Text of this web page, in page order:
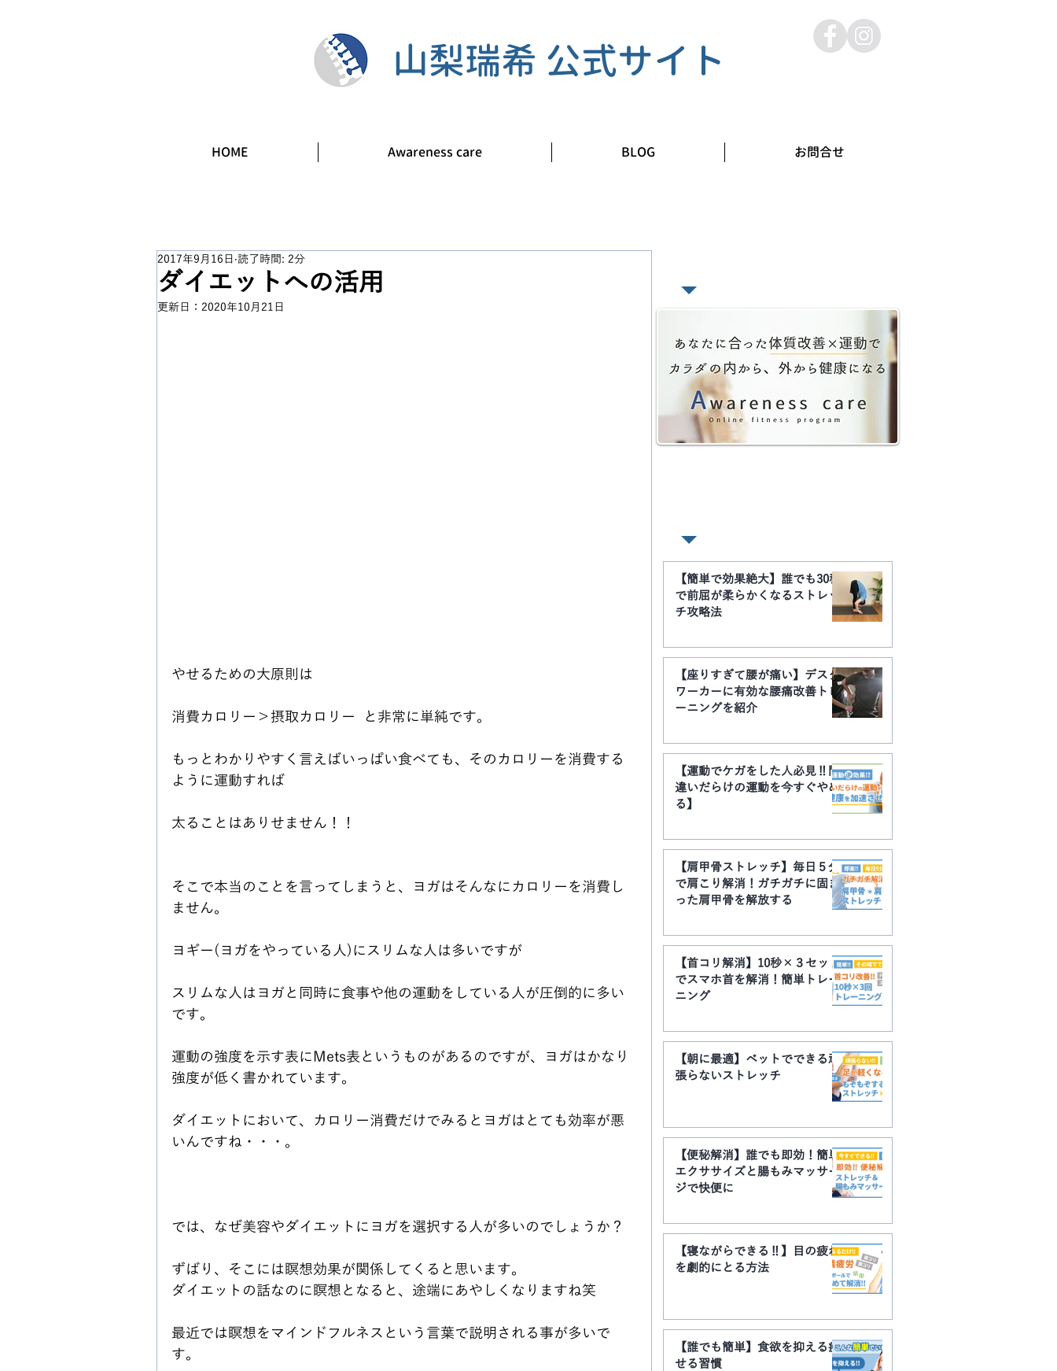
山梨瑞希 公式サイト
HOME Awareness care BLOG お問合せ
ダイエットへの活用
2017年9月16日 読了時間: 2分
更新日： 2020年10月21日
やせるための大原則は
消費カロリー＞摂取カロリー  と非常に単純です。
もっとわかりやすく言えばいっぱい食べても、そのカロリーを消費する
ように運動すれば
太ることはありせません！！
そこで本当のことを言ってしまうと、ヨガはそんなにカロリーを消費し
ません。
ヨギー(ヨガをやっている人)にスリムな人は多いですが
スリムな人はヨガと同時に食事や他の運動をしている人が圧倒的に多い
です。
運動の強度を示す表にMets表というものがあるのですが、ヨガはかなり
強度が低く書かれています。
ダイエットにおいて、カロリー消費だけでみるとヨガはとても効率が悪
いんですね・・・。
では、なぜ美容やダイエットにヨガを選択する人が多いのでしょうか？
ずばり、そこには瞑想効果が関係してくると思います。
ダイエットの話なのに瞑想となると、途端にあやしくなりますね笑
最近では瞑想をマインドフルネスという言葉で説明される事が多いで
す。
【簡単で効果絶大】誰でも30秒
で前屈が柔らかくなるストレッ
チ攻略法
【座りすぎて腰が痛い】デスク
ワーカーに有効な腰痛改善トレ
ーニングを紹介
【運動でケガをした人必見‼︎間
違いだらけの運動を今すぐやめ
る】
【肩甲骨ストレッチ】毎日５分
で肩こり解消！ガチガチに固ま
った肩甲骨を解放する
【首コリ解消】10秒×３セット
でスマホ首を解消！簡単トレー
ニング
【朝に最適】ベットでできる頑
張らないストレッチ
【便秘解消】誰でも即効！簡単
エクササイズと腸もみマッサー
ジで快便に
【寝ながらできる‼】目の疲れ
を劇的にとる方法
【誰でも簡単】食欲を抑える痩
せる習慣